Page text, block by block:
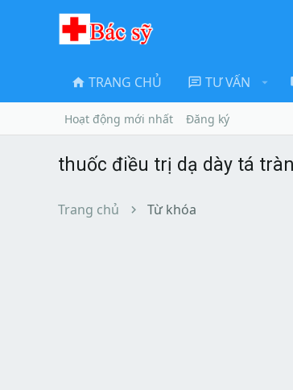
TRANG CHỦ TƯ VẤN
Hoạt động mới nhất Đăng ký
thuốc điều trị dạ dày tá
Trang chủ Từ khóa